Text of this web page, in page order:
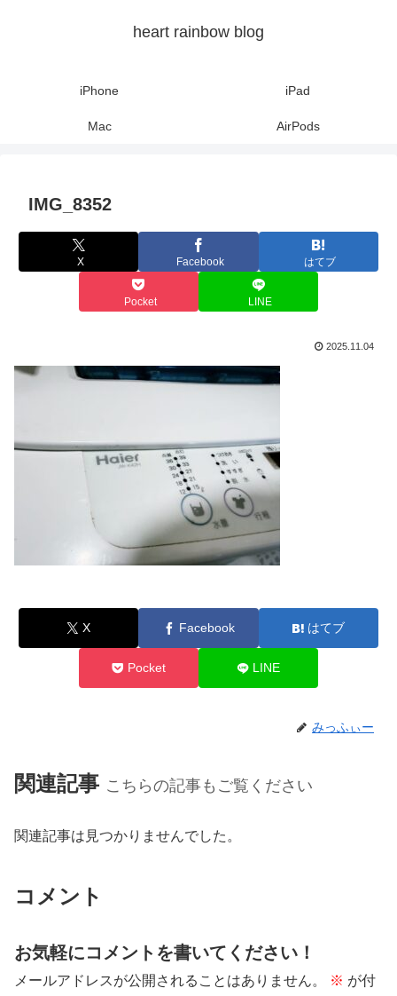
heart rainbow blog
iPhone iPad
Mac AirPods
IMG_8352
X Facebook はてブ
Pocket LINE
2025.11.04
X Facebook はてブ
Pocket LINE
みっふぃー
関連記事 こちらの記事もご覧ください
関連記事は見つかりませんでした。
コメント
お気軽にコメントを書いてください！
メールアドレスが公開されることはありません。 ※ が付